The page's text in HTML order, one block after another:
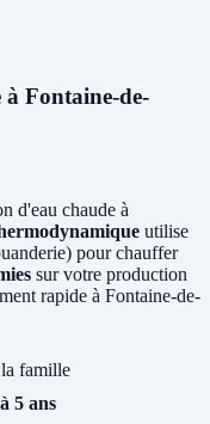
Fontaine-de-
d'eau chaude à
utilise
pour chauffer
sur votre production
rapide à Fontaine-de-
famille
5 ans